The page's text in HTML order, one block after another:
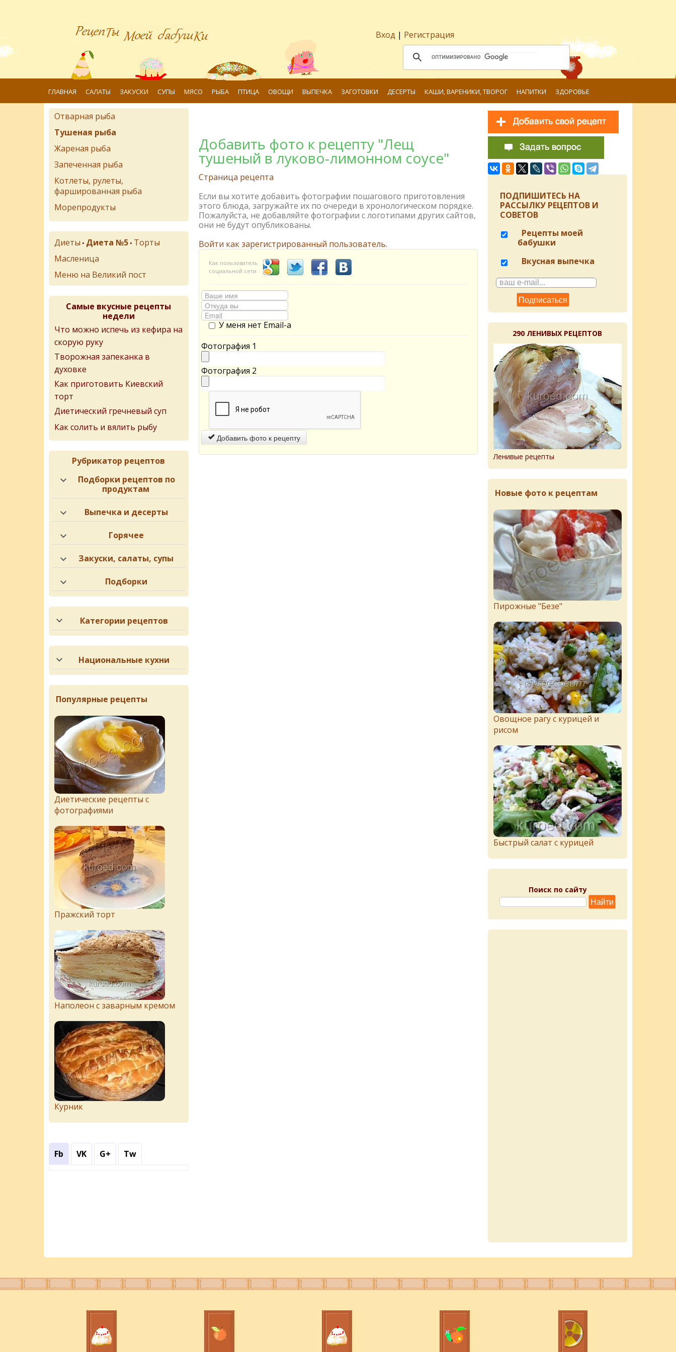
Вход | Регистрация
ГЛАВНАЯ САЛАТЫ ЗАКУСКИ СУПЫ МЯСО РЫБА ПТИЦА ОВОЩИ ВЫПЕЧКА ЗАГОТОВКИ ДЕСЕРТЫ КАШИ, ВАРЕНИКИ, ТВОРОГ НАПИТКИ ЗДОРОВЬЕ
Добавить фото к рецепту "Лещ
тушеный в луково-лимонном соусе"
Страница рецепта
Если вы хотите добавить фотографии пошагового приготовления
этого блюда, загружайте их по очереди в хронологическом порядке.
Пожалуйста, не добавляйте фотографии с логотипами других сайтов,
они не будут опубликованы.
Войти как зарегистрированный пользователь.
Как пользователь
социальной сети
У меня нет Email-а
Фотография 1
Фотография 2
Добавить фото к рецепту
Отварная рыба
Тушеная рыба
Жареная рыба
Запеченная рыба
Котлеты, рулеты,
фаршированная рыба
Морепродукты
Диеты • Диета №5 • Торты
Масленица
Меню на Великий пост
Самые вкусные рецепты
недели
Что можно испечь из кефира на
скорую руку
Творожная запеканка в
духовке
Как приготовить Киевский
торт
Диетический гречневый суп
Как солить и вялить рыбу
Рубрикатор рецептов
Подборки рецептов по
продуктам
Выпечка и десерты
Горячее
Закуски, салаты, супы
Подборки
Категории рецептов
Национальные кухни
Популярные рецепты
Диетические рецепты с
фотографиями
Пражский торт
Наполеон с заварным кремом
Курник
Fb VK G+ Tw
ПОДПИШИТЕСЬ НА
РАССЫЛКУ РЕЦЕПТОВ И
СОВЕТОВ
Рецепты моей
бабушки
Вкусная выпечка
290 ЛЕНИВЫХ РЕЦЕПТОВ
Ленивые рецепты
Новые фото к рецептам
Пирожныe "Бeзe"
Овощное рагу с курицей и
рисом
Быстрый салат с курицей
Поиск по сайту